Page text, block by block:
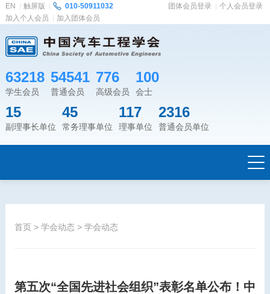
EN 触屏版 010-50911032 团体会员登录
个人会员登录
加入个人会员
加入团体会员
63218
学生会员
54541
普通会员
776
高级会员
100
会士
15
副理事长单位
45
常务理事单位
117
理事单位
2316
普通会员单位
首页> 学会动态> 学会动态
第五次“全国先进社会组织”表彰名单公布！中